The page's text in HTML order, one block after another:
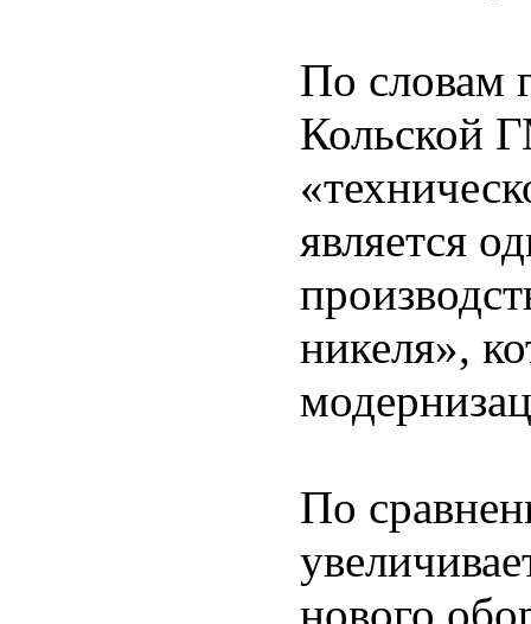
По словам
Кольской
является
никеля»,
По
нового